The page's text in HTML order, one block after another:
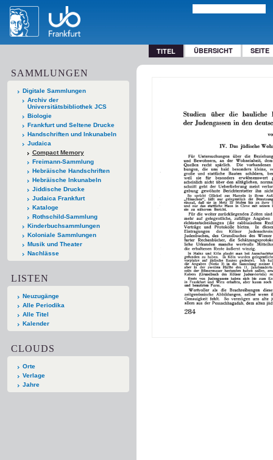
TITEL ÜBERSICHT SEITE
SAMMLUNGEN
Digitale Sammlungen
Archiv der
Universitätsbibliothek JCS
Biologie
Frankfurt und Seltene Drucke
Handschriften und Inkunabeln
Judaica
Compact Memory
Freimann-Sammlung
Hebräische Handschriften
Hebräische Inkunabeln
Jiddische Drucke
Judaica Frankfurt
Kataloge
Rothschild-Sammlung
Kinderbuchsammlungen
Koloniale Sammlungen
Musik und Theater
Nachlässe
LISTEN
Neuzugänge
Alle Periodika
Alle Titel
Kalender
CLOUDS
Orte
Verlage
Jahre